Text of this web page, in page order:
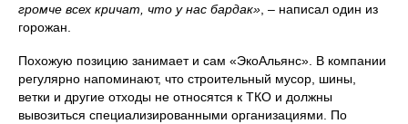
громче всех кричат, что у нас бардак» , – написал один из
горожан.
Похожую позицию занимает и сам «ЭкоАльянс». В компании
регулярно напоминают, что строительный мусор, шины,
ветки и другие отходы не относятся к ТКО и должны
вывозиться специализированными организациями. По